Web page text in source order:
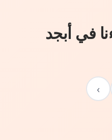
في أبجد
›